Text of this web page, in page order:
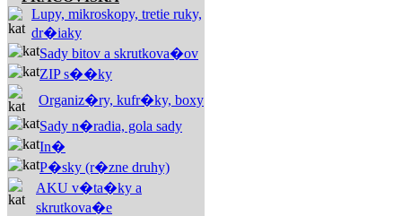
Lupy, mikroskopy, tretie ruky,
dr�iaky
Sady bitov a skrutkova�ov
ZIP s��ky
Organiz�ry, kufr�ky, boxy
Sady n�radia, gola sady
In�
P�sky (r�zne druhy)
AKU v�ta�ky a
skrutkova�e